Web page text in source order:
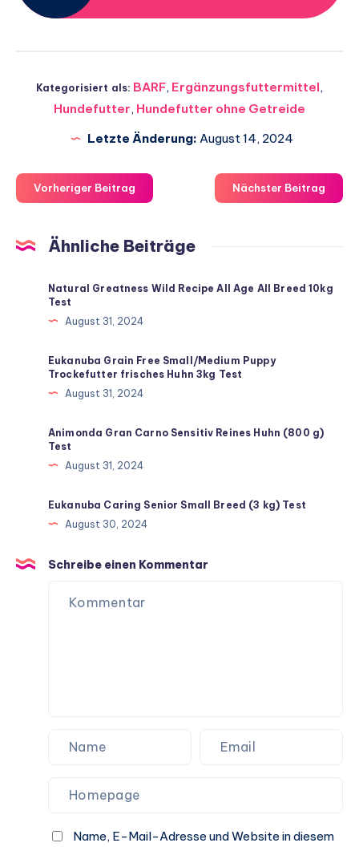
Kategorisiert als: BARF, Ergänzungsfuttermittel,
Hundefutter, Hundefutter ohne Getreide
Letzte Änderung: August 14, 2024
Vorheriger Beitrag Nächster Beitrag
Ähnliche Beiträge
Natural Greatness Wild Recipe All Age All Breed 10kg
Test
August 31, 2024
Eukanuba Grain Free Small/Medium Puppy
Trockefutter frisches Huhn 3kg Test
August 31, 2024
Animonda Gran Carno Sensitiv Reines Huhn (800 g)
Test
August 31, 2024
Eukanuba Caring Senior Small Breed (3 kg) Test
August 30, 2024
Schreibe einen Kommentar
Name, E-Mail-Adresse und Website in diesem